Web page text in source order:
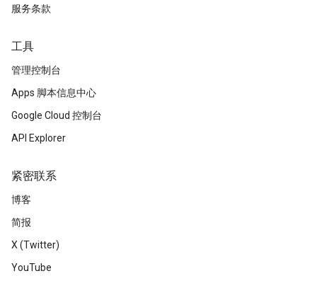
服务条款
工具
管理控制台
Apps 脚本信息中心
Google Cloud 控制台
API Explorer
紧密联系
博客
简报
X (Twitter)
YouTube